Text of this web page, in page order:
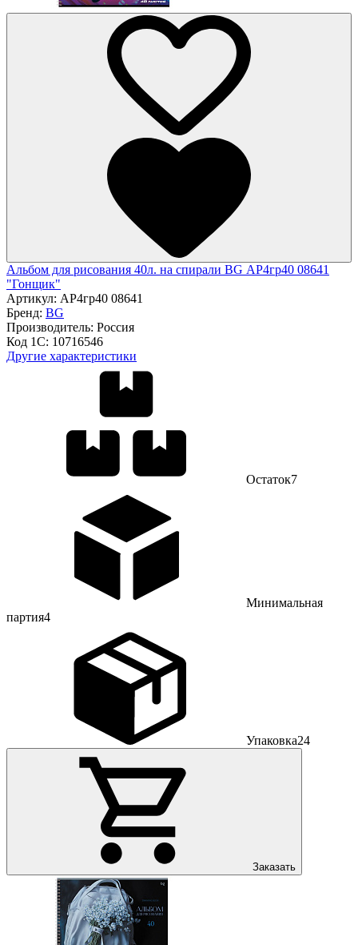
Альбом для рисования 40л. на спирали BG АР4гр40 08641
"Гонщик"
Артикул: АР4гр40 08641
Бренд: BG
Производитель: Россия
Код 1С: 10716546
Другие характеристики
Остаток7
Минимальная
партия4
Упаковка24
Заказать